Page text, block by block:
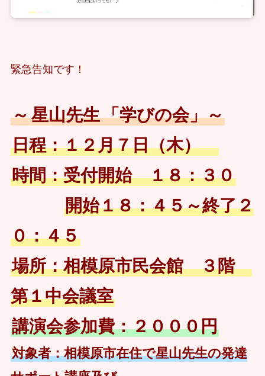
緊急告知です！
～星山先生「学びの会」～
日程：１２月７日（木）
時間：受付開始 １８：３０
開始１８：４５～終了２
０：４５
場所：相模原市民会館 ３階
第１中会議室
講演会参加費：２０００円
対象者：相模原市在住で星山先生の発達